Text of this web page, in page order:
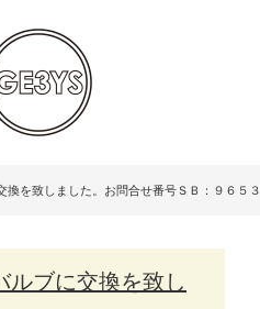
を致しました。お問合せ番号ＳＢ：９６５３